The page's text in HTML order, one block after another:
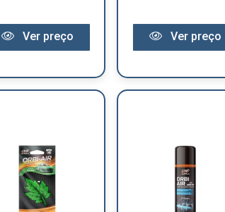
Ver preço Ver preço